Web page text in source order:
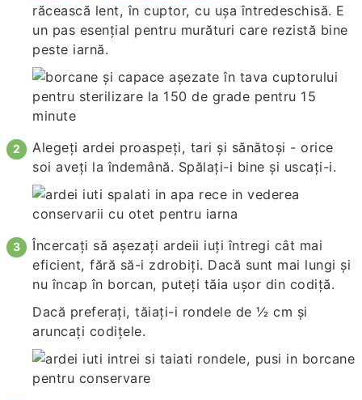
răcească lent, în cuptor, cu ușa întredeschisă. E
un pas esențial pentru murături care rezistă bine
peste iarnă.
Alegeți ardei proaspeți, tari și sănătoși - orice
soi aveți la îndemână. Spălați-i bine și uscați-i.
Încercați să așezați ardeii iuți întregi cât mai
eficient, fără să-i zdrobiți. Dacă sunt mai lungi și
nu încap în borcan, puteți tăia ușor din codiță.
Dacă preferați, tăiați-i rondele de ½ cm și
aruncați codițele.